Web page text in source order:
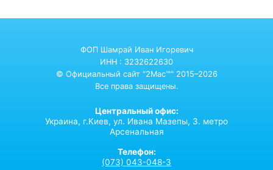
ФОП Шамрай Иван Игоревич
ИНН : 3232622630
© Официальный сайт "2Mac™" 2015–2026
Все права защищены.
Центральный офис:
Украина, г.Киев, ул. Ивана Мазепы, 3. метро
Арсенальная
Телефон:
(073) 043-048-3